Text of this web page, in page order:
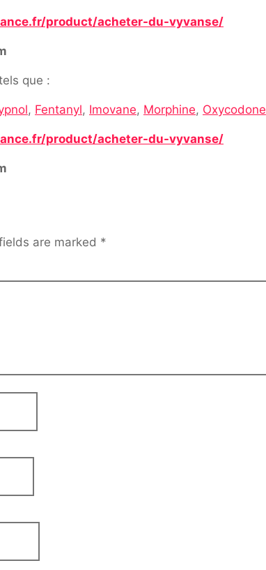
product/acheter-du-vyvanse/
que :
, Fentanyl, Imovane, Morphine, Oxycodone
product/acheter-du-vyvanse/
are marked *